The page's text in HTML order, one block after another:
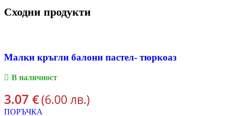
Сходни продукти
Малки кръгли балони пастел- тюркоаз
В наличност
3.07 €(6.00 лв.)
ПОРЪЧКА